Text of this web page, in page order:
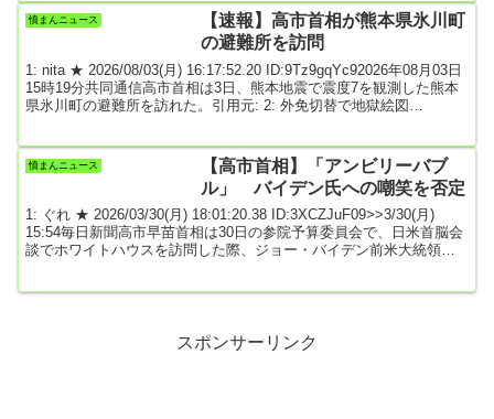
駅を初めて訪れ、追悼したことを報告した。安倍氏は22年7月8日、
奈良市にある近鉄大和西大寺駅北口前で参院選の街頭演説中に銃撃
憤まんニュース
【速報】高市首相が熊本県氷川町
の避難所を訪問
1: nita ★ 2026/08/03(月) 16:17:52.20 ID:9Tz9gqYc92026年08月03日
15時19分共同通信高市首相は3日、熊本地震で震度7を観測した熊本
県氷川町の避難所を訪れた。引用元: 2: 外免切替で地獄絵図
アコン効いたヘリで高みの見物けしからんッッ！！↑...
憤まんニュース
【高市首相】「アンビリーバブ
ル」 バイデン氏への嘲笑を否定
1: ぐれ ★ 2026/03/30(月) 18:01:20.38 ID:3XCZJuF09>>3/30(月)
15:54毎日新聞高市早苗首相は30日の参院予算委員会で、日米首脳会
談でホワイトハウスを訪問した際、ジョー・バイデン前米大統領を
スポンサーリンク